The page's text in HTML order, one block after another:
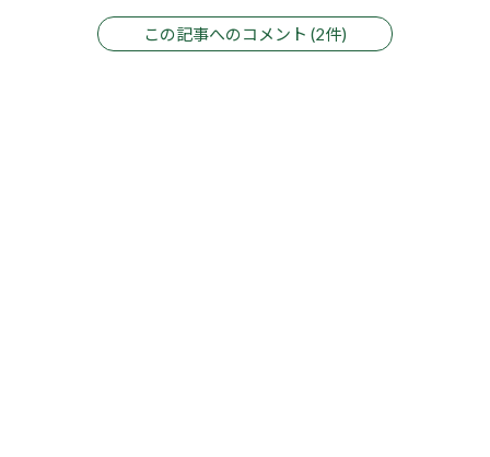
この記事へのコメント (2件)